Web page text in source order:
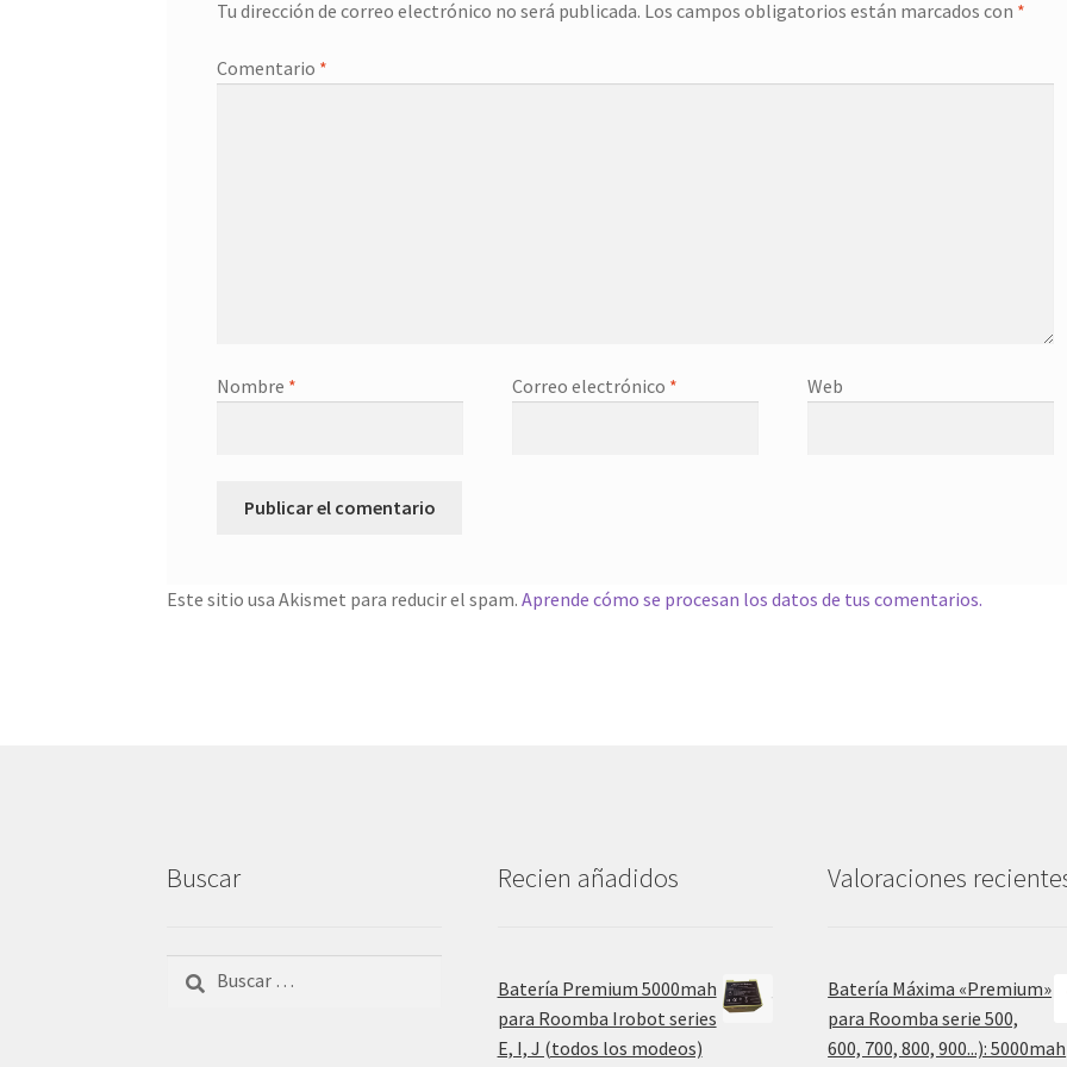
Tu dirección de correo electrónico no será publicada. Los campos obligatorios están marcados con *
Comentario *
Nombre * Correo electrónico * Web
Este sitio usa Akismet para reducir el spam.Aprende cómo se procesan los datos de tus comentarios.
Buscar Recien añadidos
Batería Premium 5000mah
para Roomba Irobot series
E, I, J (todos los modeos)
Valoraciones
Batería Máxima «Premium»
para Roomba serie 500,
600, 700, 800, 900...): 5000mah